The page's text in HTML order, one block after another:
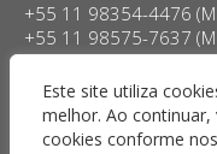
Este site utiliza
melhor. Ao
cookies conforme
+55 11 98354-4476
+55 11 98575-7637
Horário de
Terça a sexta-feira,
Sábado das 11h às